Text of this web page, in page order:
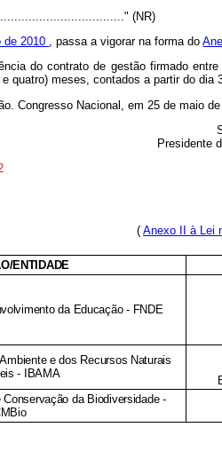
(NR)
de 2010 , passa a vigorar na forma do
do contrato de gestão firmado
quatro) meses, contados a partir do dia
Congresso Nacional, em 25 de maio
Presidente
( Anexo II à Lei
ENTIDADE
da Educação - FNDE
e dos Recursos Naturais
- IBAMA
da Biodiversidade -